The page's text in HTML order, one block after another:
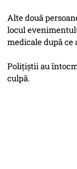
Alte două
locul
medicale după ce
Poliţiştii au
culpă.